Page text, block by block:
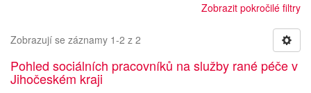
Zobrazit pokročilé filtry
Zobrazují se záznamy 1-2 z 2
Pohled sociálních pracovníků na služby rané péče v
Jihočeském kraji